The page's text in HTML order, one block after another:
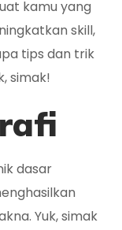
kamu yang
skill,
tips dan trik
simak!
dasar
Yuk, simak